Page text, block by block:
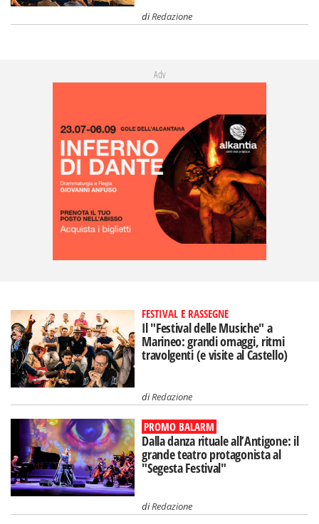
diRedazione
Adv
FESTIVAL E RASSEGNE
Il "Festival delle Musiche" a
Marineo: grandi omaggi, ritmi
travolgenti (e visite al Castello)
diRedazione
PROMO BALARM
Dalla danza rituale all’Antigone: il
grande teatro protagonista al
"Segesta Festival"
diRedazione